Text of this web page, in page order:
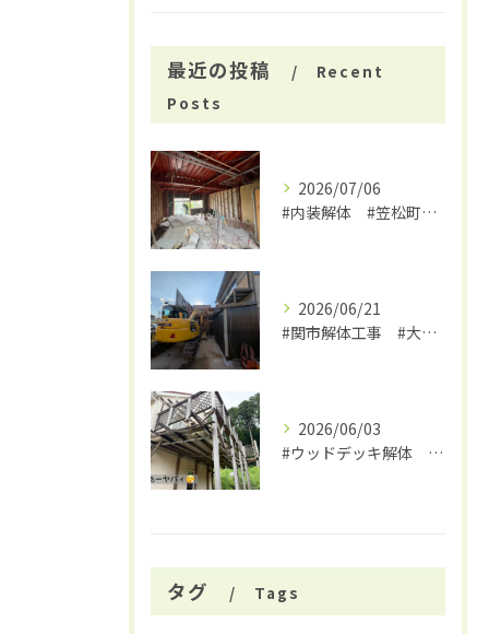
最近の投稿
Recent
Posts
2026/07/06
#内装解体 #笠松町解体工事 #大福
2026/06/21
#関市解体工事 #大福
2026/06/03
#ウッドデッキ解体 #関市 #大福
タグ Tags